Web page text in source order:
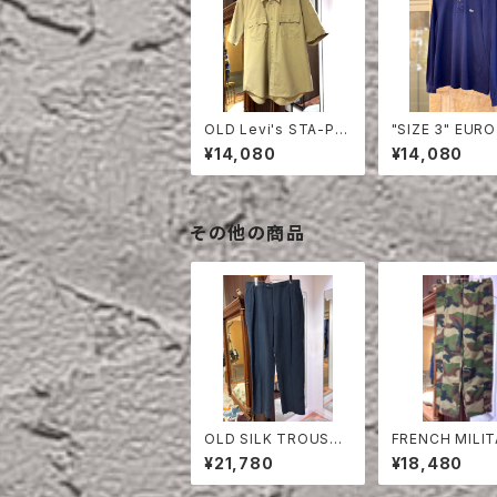
OLD Levi's STA-PR
EST HALF SLEEVE S
HIRT
¥14,080
"SIZE 3"
OSTE POLO
LONG SLEEVE
¥14,080
その他の商品
OLD SILK TROUSER
S
¥21,780
FRENCH
GORETEX
¥18,480